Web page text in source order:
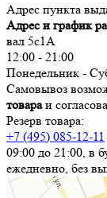
Адрес пункта
Адрес и график
вал 5с1А
12:00 - 21:00
Понедельник -
Самовывоз
товараи
Резерв товара:
+7 (495) 085-12-11
09:00 до 21:00, в
ежедневно, без